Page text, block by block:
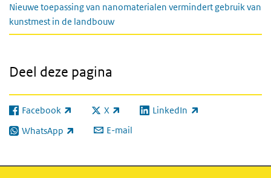
Nieuwe toepassing van nanomaterialen vermindert gebruik van
kunstmest in de landbouw
Deel deze pagina
Facebook
(externe link) X
(externe link) LinkedIn
(externe link)
WhatsApp
(externe link) E-mail